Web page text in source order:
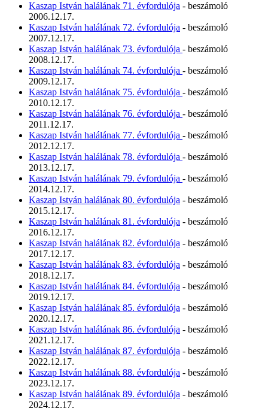
Kaszap István halálának 71. évfordulója - beszámoló
2006.12.17.
Kaszap István halálának 72. évfordulója - beszámoló
2007.12.17.
Kaszap István halálának 73. évfordulója - beszámoló
2008.12.17.
Kaszap István halálának 74. évfordulója - beszámoló
2009.12.17.
Kaszap István halálának 75. évfordulója - beszámoló
2010.12.17.
Kaszap István halálának 76. évfordulója - beszámoló
2011.12.17.
Kaszap István halálának 77. évfordulója - beszámoló
2012.12.17.
Kaszap István halálának 78. évfordulója - beszámoló
2013.12.17.
Kaszap István halálának 79. évfordulója - beszámoló
2014.12.17.
Kaszap István halálának 80. évfordulója - beszámoló
2015.12.17.
Kaszap István halálának 81. évfordulója - beszámoló
2016.12.17.
Kaszap István halálának 82. évfordulója - beszámoló
2017.12.17.
Kaszap István halálának 83. évfordulója - beszámoló
2018.12.17.
Kaszap István halálának 84. évfordulója - beszámoló
2019.12.17.
Kaszap István halálának 85. évfordulója - beszámoló
2020.12.17.
Kaszap István halálának 86. évfordulója - beszámoló
2021.12.17.
Kaszap István halálának 87. évfordulója - beszámoló
2022.12.17.
Kaszap István halálának 88. évfordulója - beszámoló
2023.12.17.
Kaszap István halálának 89. évfordulója - beszámoló
2024.12.17.